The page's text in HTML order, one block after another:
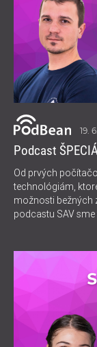
19.
Podcast
Od prvých
technológiám,
možnosti bežných
podcastu SAV sme